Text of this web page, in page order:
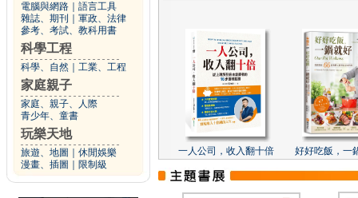
電腦與網路
語言工具
雜誌、期刊
軍政、法律
參考、考試、教科用書
科學工程
科學、自然 工業、工程
家庭親子
家庭、親子、人際
青少年、童書
玩樂天地
旅遊、地圖
休閒娛樂
漫畫、插圖
限制級
一人公司，收入翻十倍 好好吃飯，一